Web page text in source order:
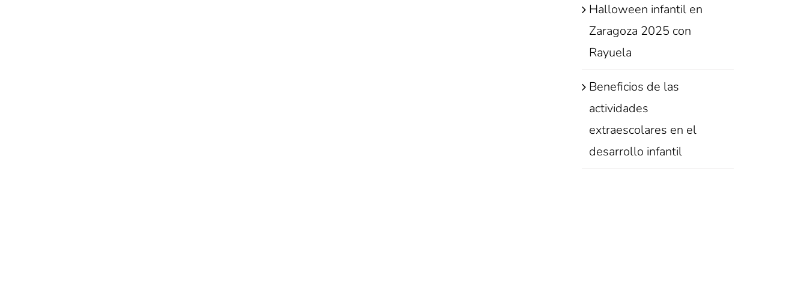
Halloween infantil en
Zaragoza 2025 con
Rayuela
Beneficios de las
actividades
extraescolares en el
desarrollo infantil